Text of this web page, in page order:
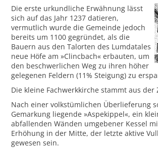
Die erste urkundliche Erwähnung lässt
sich auf das Jahr 1237 datieren,
vermutlich wurde die Gemeinde jedoch
bereits um 1100 gegründet, als die
Bauern aus den Talorten des Lumdatales
neue Höfe am »Clincbach« erbauten, um
den beschwerlichen Weg zu ihren höher
gelegenen Feldern (11% Steigung) zu
Die kleine Fachwerkkirche stammt aus der
Nach einer volkstümlichen Überlieferung
Gemarkung liegende »Aspekippel«, ein
abfallenden Wänden umgebener Kessel
Erhöhung in der Mitte, der letzte aktive
gewesen sein.